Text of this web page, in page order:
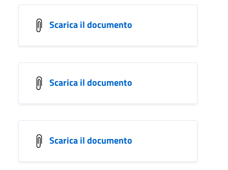
Scarica il documento
Scarica il documento
Scarica il documento